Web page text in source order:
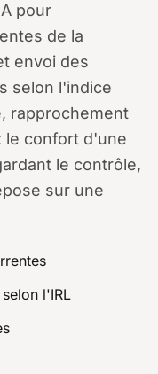
pour
de la
envoi des
selon l'indice
rapprochement
le confort d'une
le contrôle,
sur une
l'IRL